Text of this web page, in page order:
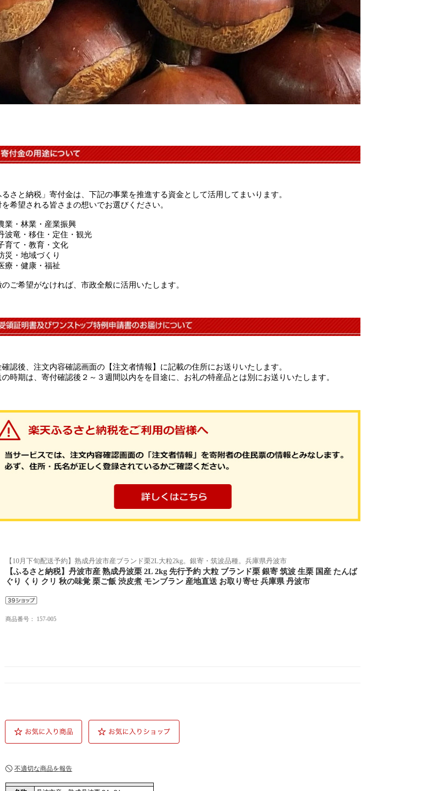
るさと納税」寄付金は、下記の事業を推進する資金として活用してまいります。
を希望される皆さまの想いでお選びください。
業・林業・産業振興
波竜・移住・定住・観光
育て・教育・文化
災・地域づくり
療・健康・福祉
のご希望がなければ、市政全般に活用いたします。
確認後、注文内容確認画面の【注文者情報】に記載の住所にお送りいたします。
の時期は、寄付確認後２～３週間以内をを目途に、お礼の特産品とは別にお送りいたします。
【10月下旬配送予約】熟成丹波市産ブランド栗2L大粒2kg。銀寄・筑波品種。兵庫県丹波市
【ふるさと納税】丹波市産 熟成丹波栗 2L 2kg 先行予約 大粒 ブランド栗 銀寄 筑波 生栗 国産 たんば
ぐり くり クリ 秋の味覚 栗ご飯 渋皮煮 モンブラン 産地直送 お取り寄せ 兵庫県 丹波市
商品番号： 157-005
不適切な商品を報告